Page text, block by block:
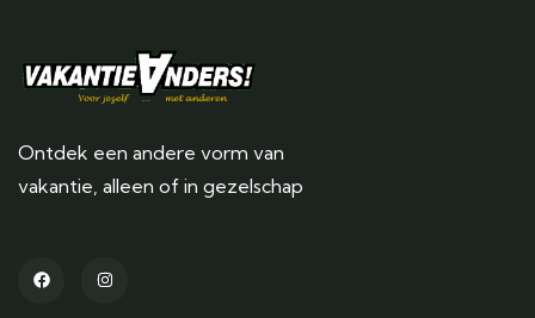
Ontdek een andere vorm van
vakantie, alleen of in gezelschap